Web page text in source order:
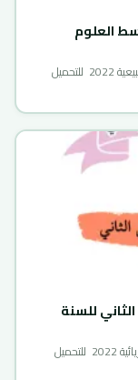
العلوم
مواضيع فروض للفصل الثاني الأولى متوسط العلوم الطبيعية 2022 للتحميل
للسنة
مواضيع فروض للفصل الثاني الأولى متوسط العلوم الفزيائية 2022 للتحميل